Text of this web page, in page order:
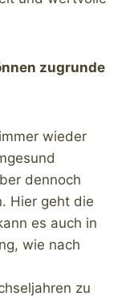
zugrunde
wieder
dennoch
Hier geht die
es auch in
wie nach
zu